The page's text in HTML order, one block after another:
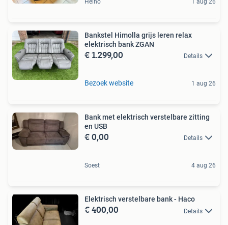
Bankstel Himolla grijs leren relax
elektrisch bank ZGAN
€ 1.299,00 Details
Bezoek website 1 aug 26
Bank met elektrisch verstelbare zitting
en USB
€ 0,00 Details
Soest 4 aug 26
Elektrisch verstelbare bank - Haco
€ 400,00 Details